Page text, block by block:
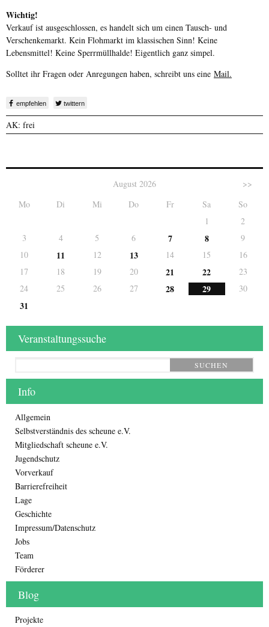
Wichtig!
Verkauf ist ausgeschlossen, es handelt sich um einen Tausch- und
Verschenkemarkt. Kein Flohmarkt im klassischen Sinn! Keine
Lebensmittel! Keine Sperrmüllhalde! Eigentlich ganz simpel.
Solltet ihr Fragen oder Anregungen haben, schreibt uns eine Mail.
empfehlen twittern
AK: frei
August 2026
>>
Mo
Di Mi Do Fr Sa
So
1
2
3
4 5 6 7 8
9
10
11 12 13 14 15
16
17
18 19 20 21 22
23
24
25 26 27 28 29 30
31
Veranstaltungssuche
SUCHEN
Info
Allgemein
Selbstverständnis des scheune e.V.
Mitgliedschaft scheune e.V.
Jugendschutz
Vorverkauf
Barrierefreiheit
Lage
Geschichte
Impressum/Datenschutz
Jobs
Team
Förderer
Blog
Projekte